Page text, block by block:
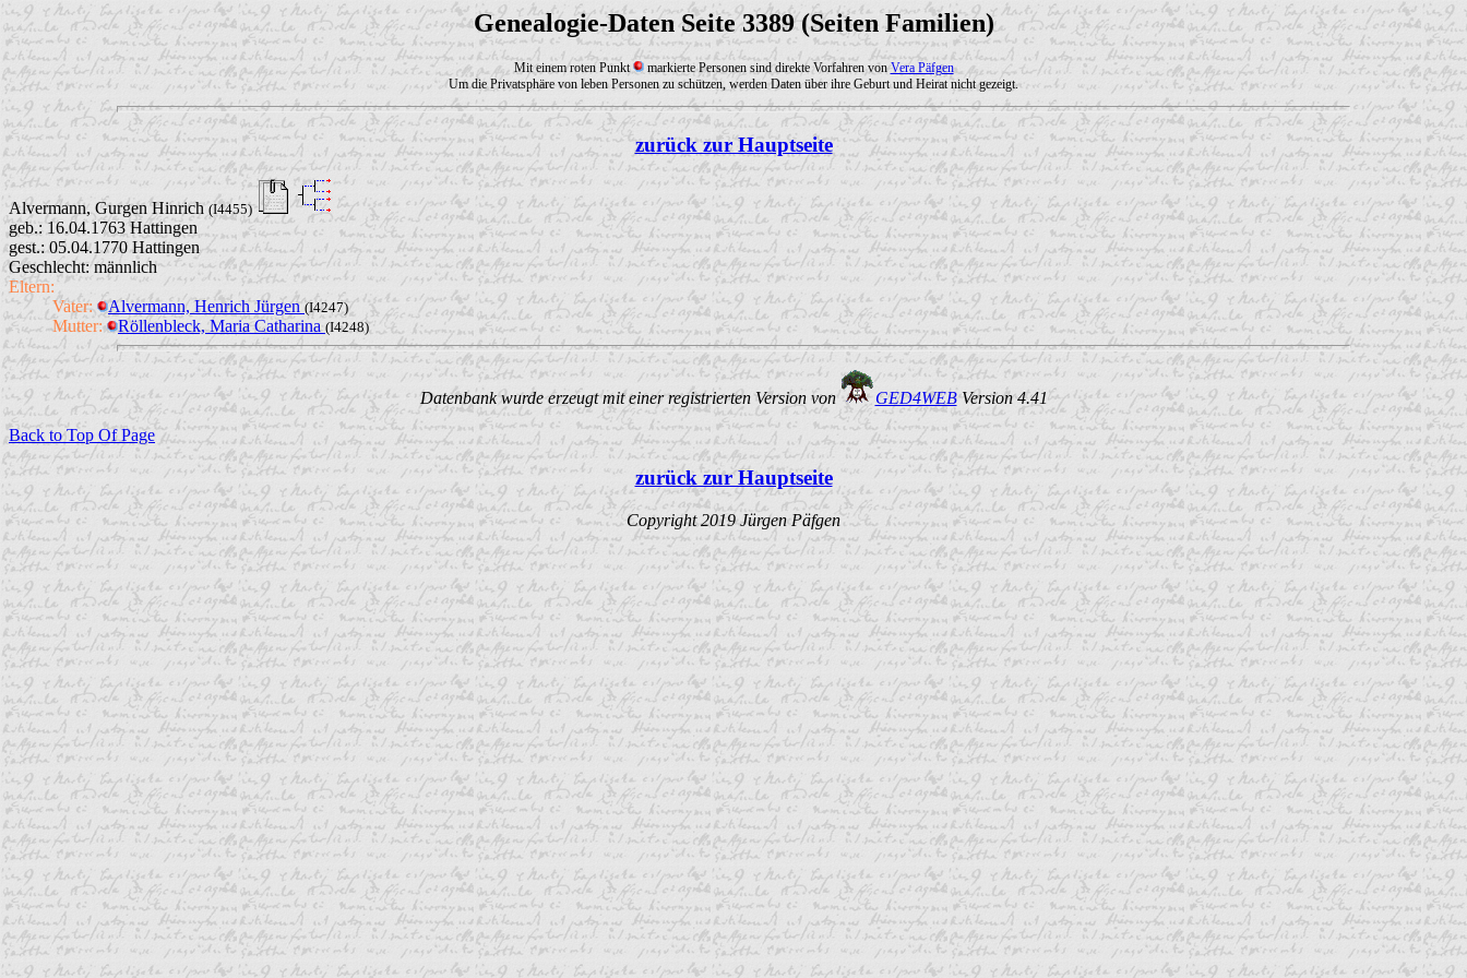
Genealogie-Daten Seite 3389 (Seiten Familien)
Mit einem roten Punkt markierte Personen sind direkte Vorfahren vonVera Päfgen
Um die Privatsphäre von leben Personen zu schützen, werden Daten über ihre Geburt und Heirat nicht gezeigt.
zurück zur Hauptseite
Alvermann, Gurgen Hinrich(I4455)
geb.: 16.04.1763 Hattingen
gest.: 05.04.1770 Hattingen
Geschlecht: männlich
Eltern:
Vater:
Alvermann, Henrich Jürgen(I4247)
Mutter: Röllenbleck, Maria Catharina(I4248)
Datenbank wurde erzeugt mit einer registrierten Version von GED4WEBVersion 4.41
Back to Top Of Page
zurück zur Hauptseite
Copyright 2019 Jürgen Päfgen